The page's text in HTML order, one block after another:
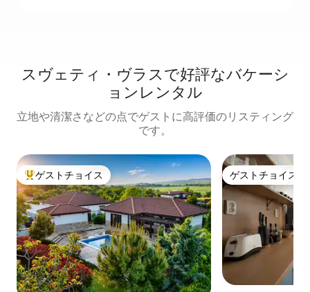
スヴェティ・ヴラスで好評なバケーシ
ョンレンタル
立地や清潔さなどの点でゲストに高評価のリスティング
です。
大好評のゲストチョイスです。
ゲストチョイス ゲストチョイス
ゲストチョイス